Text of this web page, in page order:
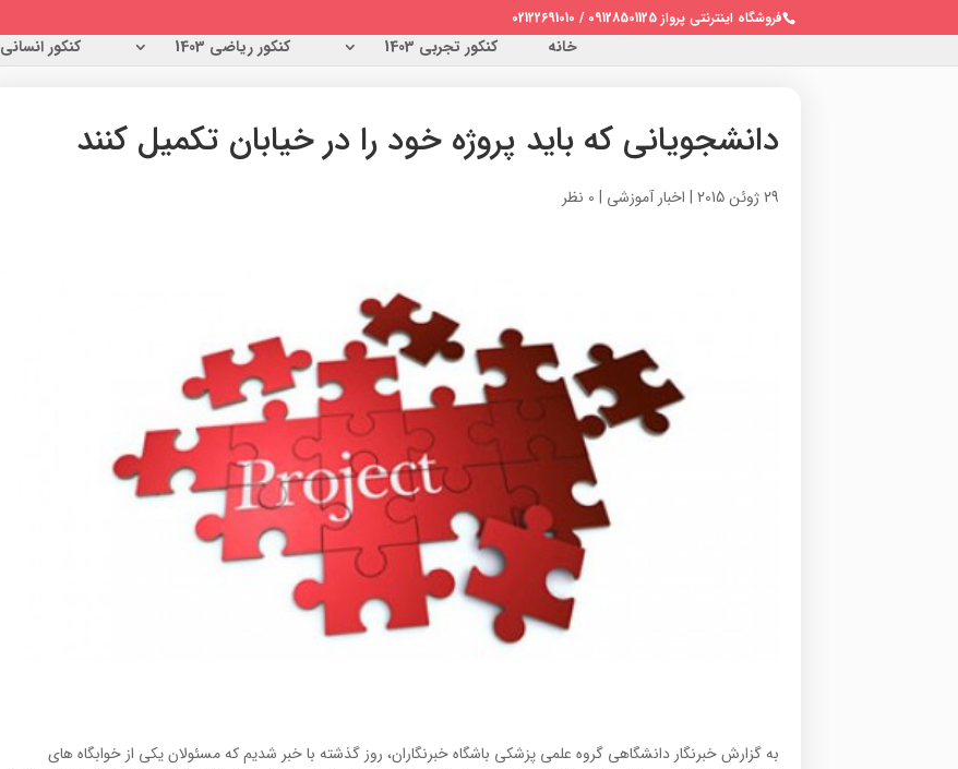
فروشگاه اینترنتی پرواز 09128501125 / 02122691010
خانه کنکور تجربی 1403 کنکور ریاضی 1403 کنکور انسانی 1403
دانشجویانی که باید پروژه خود را در خیابان تکمیل کنند
29 ژوئن 2015 | اخبار آموزشی | 0 نظر
به گزارش خبرنگار دانشگاهی گروه علمی پزشکی باشگاه خبرنگاران، روز گذشته با خبر شدیم که مسئولان یکی از خوابگاه های